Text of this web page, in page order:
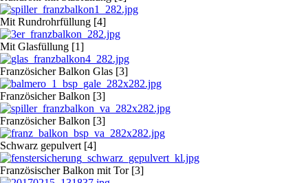
Mit Rundrohrfüllung [4]
Mit Glasfüllung [1]
Französicher Balkon Glas [3]
Französicher Balkon [3]
Französicher Balkon [3]
Schwarz gepulvert [4]
Französischer Balkon mit Tor [3]